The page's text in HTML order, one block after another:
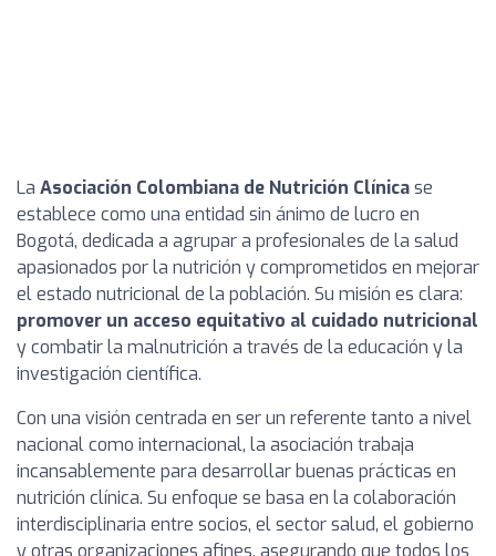
La Asociación Colombiana de Nutrición Clínicase
establece como una entidad sin ánimo de lucro en
Bogotá, dedicada a agrupar a profesionales de la salud
apasionados por la nutrición y comprometidos en mejorar
el estado nutricional de la población. Su misión es clara:
promover un acceso equitativo al cuidado nutricional
y combatir la malnutrición a través de la educación y la
investigación científica.
Con una visión centrada en ser un referente tanto a nivel
nacional como internacional, la asociación trabaja
incansablemente para desarrollar buenas prácticas en
nutrición clínica. Su enfoque se basa en la colaboración
interdisciplinaria entre socios, el sector salud, el gobierno
y otras organizaciones afines, asegurando que todos los